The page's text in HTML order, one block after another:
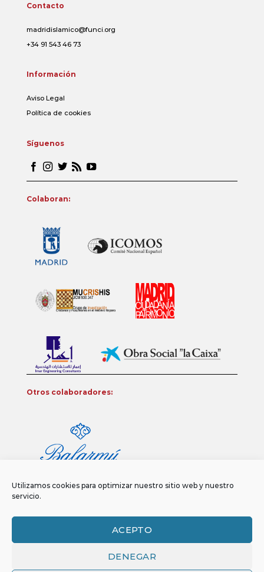
Utilizamos cookies para optimizar nuestro sitio web y nuestro
servicio.
ACEPTO
DENEGAR
Contacto
madridislamico@funci.org
+34 91 543 46 73
Información
Aviso Legal
Política de cookies
Síguenos
Colaboran:
Otros colaboradores:
Política de privacidad